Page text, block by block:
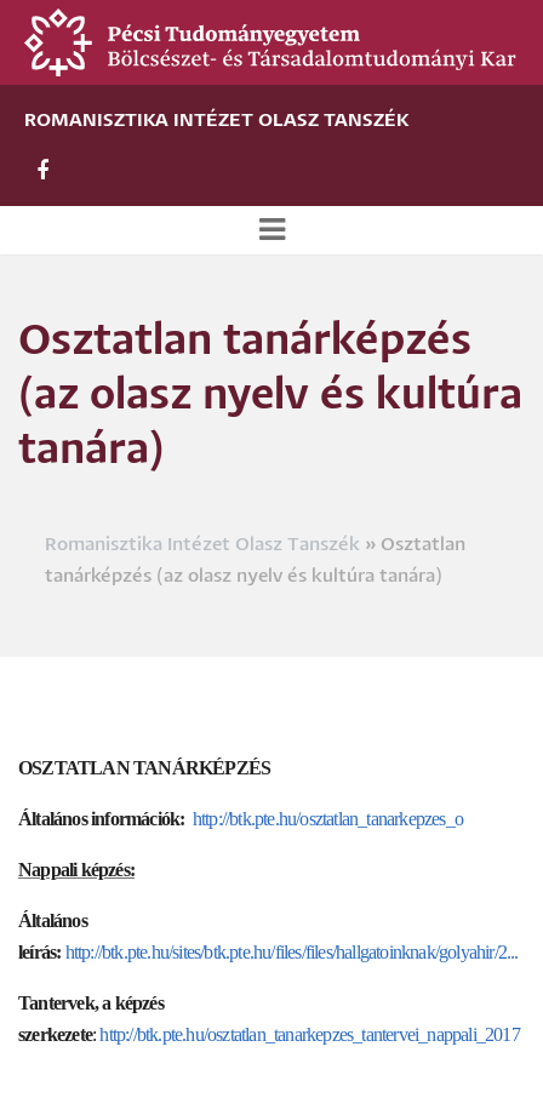
Ugrás
tartalomra
ROMANISZTIKA INTÉZET OLASZ TANSZÉK
alportál
menü
Osztatlan tanárképzés
(az olasz nyelv és kultúra
tanára)
Morzsa
Romanisztika Intézet Olasz Tanszék
Osztatlan
tanárképzés (az olasz nyelv és kultúra tanára)
OSZTATLAN TANÁRKÉPZÉS
Általános információk: http://btk.pte.hu/osztatlan_tanarkepzes_o
Nappali képzés:
Általános
leírás: http://btk.pte.hu/sites/btk.pte.hu/files/files/hallgatoinknak/golyahir/2...
Tantervek, a képzés
szerkezete:http://btk.pte.hu/osztatlan_tanarkepzes_tantervei_nappali_2017